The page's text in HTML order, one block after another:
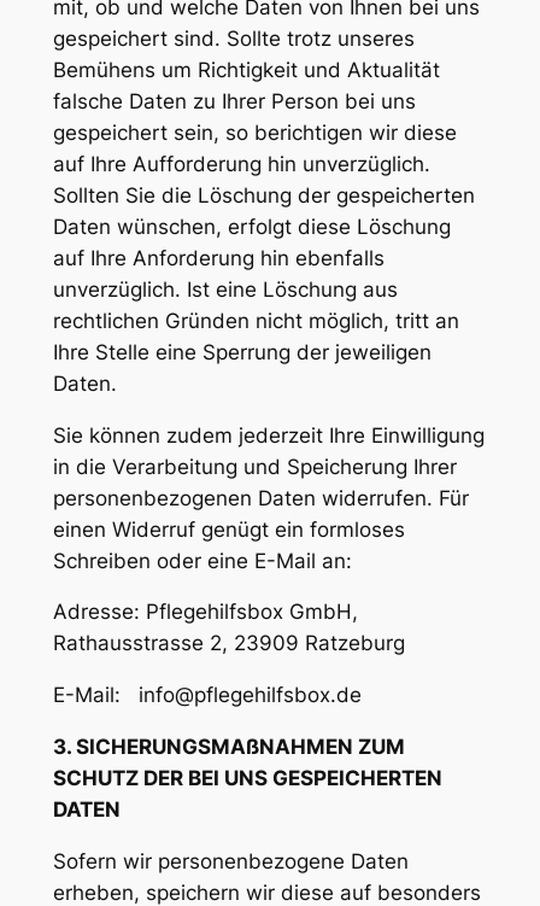
mit, ob und welche Daten von Ihnen bei uns
gespeichert sind. Sollte trotz unseres
Bemühens um Richtigkeit und Aktualität
falsche Daten zu Ihrer Person bei uns
gespeichert sein, so berichtigen wir diese
auf Ihre Aufforderung hin unverzüglich.
Sollten Sie die Löschung der gespeicherten
Daten wünschen, erfolgt diese Löschung
auf Ihre Anforderung hin ebenfalls
unverzüglich. Ist eine Löschung aus
rechtlichen Gründen nicht möglich, tritt an
Ihre Stelle eine Sperrung der jeweiligen
Daten.
Sie können zudem jederzeit Ihre Einwilligung
in die Verarbeitung und Speicherung Ihrer
personenbezogenen Daten widerrufen. Für
einen Widerruf genügt ein formloses
Schreiben oder eine E-Mail an:
Adresse: Pflegehilfsbox GmbH,
Rathausstrasse 2, 23909 Ratzeburg
E-Mail: info@pflegehilfsbox.de
3. SICHERUNGSMAßNAHMEN ZUM
SCHUTZ DER BEI UNS GESPEICHERTEN
DATEN
Sofern wir personenbezogene Daten
erheben, speichern wir diese auf besonders